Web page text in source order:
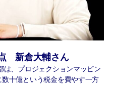
点 新倉大輔さん
、プロジェクションマッピン
十億という税金を費やす一方